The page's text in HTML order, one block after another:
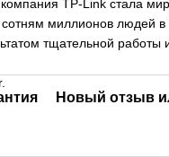
компания TP-Link стала
миллионов людей
тщательной работы
Новый отзыв